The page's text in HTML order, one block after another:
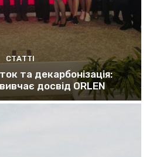
СТАТТІ
та декарбонізація:
досвід ORLEN